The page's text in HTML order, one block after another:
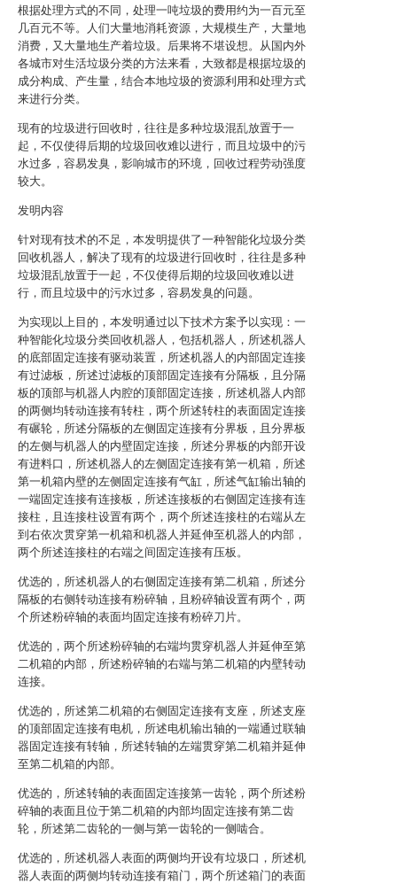
根据处理方式的不同，处理一吨垃圾的费用约为一百元至
几百元不等。人们大量地消耗资源，大规模生产，大量地
消费，又大量地生产着垃圾。后果将不堪设想。从国内外
各城市对生活垃圾分类的方法来看，大致都是根据垃圾的
成分构成、产生量，结合本地垃圾的资源利用和处理方式
来进行分类。
现有的垃圾进行回收时，往往是多种垃圾混乱放置于一
起，不仅使得后期的垃圾回收难以进行，而且垃圾中的污
水过多，容易发臭，影响城市的环境，回收过程劳动强度
较大。
发明内容
针对现有技术的不足，本发明提供了一种智能化垃圾分类
回收机器人，解决了现有的垃圾进行回收时，往往是多种
垃圾混乱放置于一起，不仅使得后期的垃圾回收难以进
行，而且垃圾中的污水过多，容易发臭的问题。
为实现以上目的，本发明通过以下技术方案予以实现：一
种智能化垃圾分类回收机器人，包括机器人，所述机器人
的底部固定连接有驱动装置，所述机器人的内部固定连接
有过滤板，所述过滤板的顶部固定连接有分隔板，且分隔
板的顶部与机器人内腔的顶部固定连接，所述机器人内部
的两侧均转动连接有转柱，两个所述转柱的表面固定连接
有碾轮，所述分隔板的左侧固定连接有分界板，且分界板
的左侧与机器人的内壁固定连接，所述分界板的内部开设
有进料口，所述机器人的左侧固定连接有第一机箱，所述
第一机箱内壁的左侧固定连接有气缸，所述气缸输出轴的
一端固定连接有连接板，所述连接板的右侧固定连接有连
接柱，且连接柱设置有两个，两个所述连接柱的右端从左
到右依次贯穿第一机箱和机器人并延伸至机器人的内部，
两个所述连接柱的右端之间固定连接有压板。
优选的，所述机器人的右侧固定连接有第二机箱，所述分
隔板的右侧转动连接有粉碎轴，且粉碎轴设置有两个，两
个所述粉碎轴的表面均固定连接有粉碎刀片。
优选的，两个所述粉碎轴的右端均贯穿机器人并延伸至第
二机箱的内部，所述粉碎轴的右端与第二机箱的内壁转动
连接。
优选的，所述第二机箱的右侧固定连接有支座，所述支座
的顶部固定连接有电机，所述电机输出轴的一端通过联轴
器固定连接有转轴，所述转轴的左端贯穿第二机箱并延伸
至第二机箱的内部。
优选的，所述转轴的表面固定连接第一齿轮，两个所述粉
碎轴的表面且位于第二机箱的内部均固定连接有第二齿
轮，所述第二齿轮的一侧与第一齿轮的一侧啮合。
优选的，所述机器人表面的两侧均开设有垃圾口，所述机
器人表面的两侧均转动连接有箱门，两个所述箱门的表面